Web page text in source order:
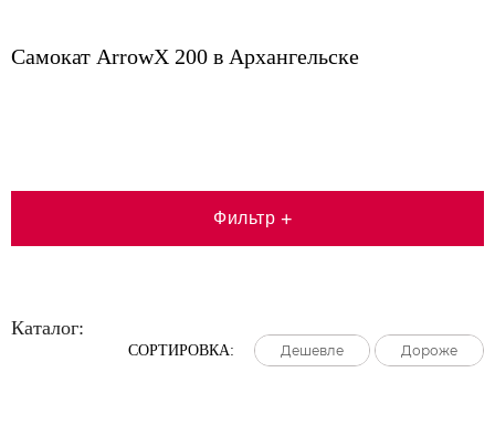
Самокат ArrowX 200 в Архангельске
Фильтр +
Каталог:
СОРТИРОВКА: Дешевле
Дешевле
Дешевле Дороже
Дороже
Дороже